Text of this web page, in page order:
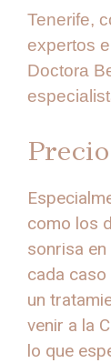
Tenerife,
expertos
Doctora
como los
sonrisa
cada caso
un
venir a la
lo que